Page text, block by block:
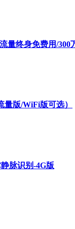
量终身免费用/300
量版/WiFi版可选）
脉识别-4G版